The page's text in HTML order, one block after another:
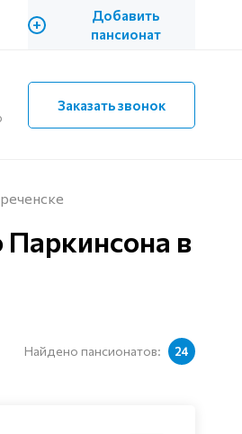
+
Добавить
пансионат
Заказать звонок
в
Найдено пансионатов: 24